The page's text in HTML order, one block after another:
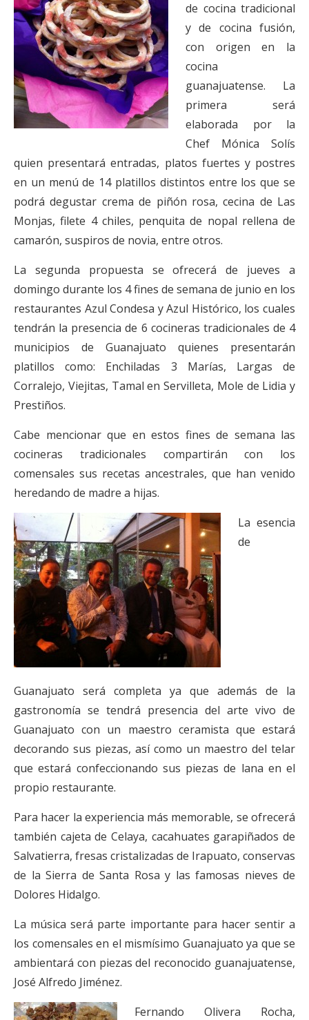
de cocina tradicional
y de cocina fusión,
con origen en la
cocina
guanajuatense. La
primera será
elaborada por la
Chef Mónica Solís
quien presentará entradas, platos fuertes y postres
en un menú de 14 platillos distintos entre los que se
podrá degustar crema de piñón rosa, cecina de Las
Monjas, filete 4 chiles, penquita de nopal rellena de
camarón, suspiros de novia, entre otros.
La segunda propuesta se ofrecerá de jueves a
domingo durante los 4 fines de semana de junio en los
restaurantes Azul Condesa y Azul Histórico, los cuales
tendrán la presencia de 6 cocineras tradicionales de 4
municipios de Guanajuato quienes presentarán
platillos como: Enchiladas 3 Marías, Largas de
Corralejo, Viejitas, Tamal en Servilleta, Mole de Lidia y
Prestiños.
Cabe mencionar que en estos fines de semana las
cocineras tradicionales compartirán con los
comensales sus recetas ancestrales, que han venido
heredando de madre a hijas.
La esencia
de
Guanajuato será completa ya que además de la
gastronomía se tendrá presencia del arte vivo de
Guanajuato con un maestro ceramista que estará
decorando sus piezas, así como un maestro del telar
que estará confeccionando sus piezas de lana en el
propio restaurante.
Para hacer la experiencia más memorable, se ofrecerá
también cajeta de Celaya, cacahuates garapiñados de
Salvatierra, fresas cristalizadas de Irapuato, conservas
de la Sierra de Santa Rosa y las famosas nieves de
Dolores Hidalgo.
La música será parte importante para hacer sentir a
los comensales en el mismísimo Guanajuato ya que se
ambientará con piezas del reconocido guanajuatense,
José Alfredo Jiménez.
Fernando Olivera Rocha,